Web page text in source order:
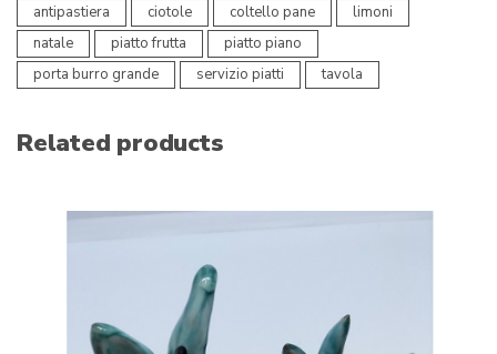
antipastiera ciotole coltello pane
limoni
natale
piatto frutta
piatto piano
porta burro grande
servizio piatti tavola
Related products